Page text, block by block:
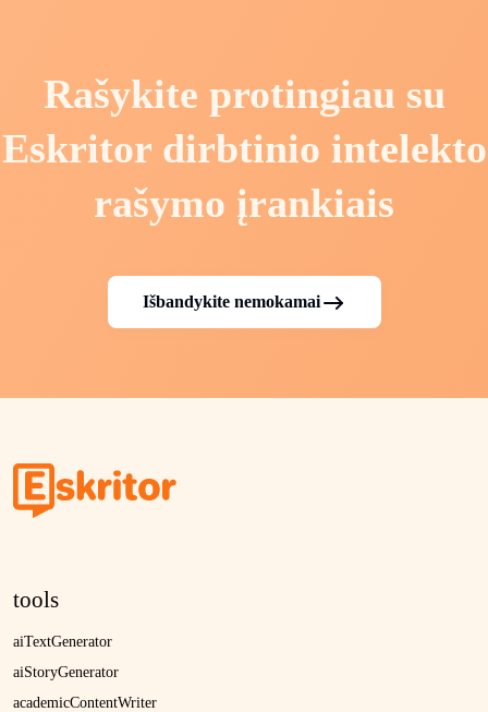
Rašykite protingiau su
Eskritor dirbtinio intelekto
rašymo įrankiais
Išbandykite nemokamai
tools
aiTextGenerator
aiStoryGenerator
academicContentWriter